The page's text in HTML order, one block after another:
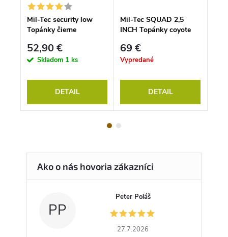
Mil-Tec security low
Topánky čierne
52,90 €
Skladom 1 ks
DETAIL
Mil-Tec SQUAD 2,5
INCH Topánky coyote
69 €
Vypredané
DETAIL
PP
Peter Poláš
27.7.2026